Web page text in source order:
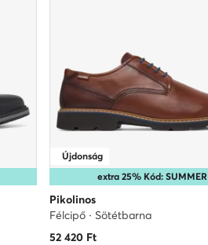
extra 25% Kód: SUMMER
Újdonság
Pikolinos
Félcipő · Sötétbarna
52 420Ft